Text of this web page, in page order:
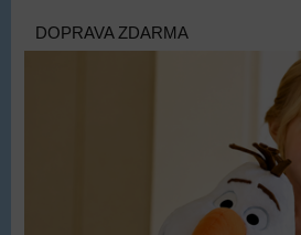
DOPRAVA ZDARMA